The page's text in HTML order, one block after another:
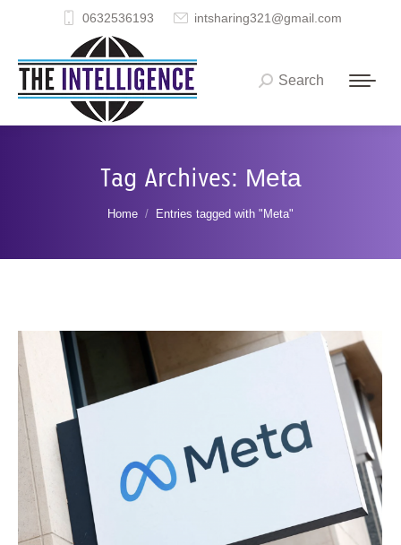
0632536193 intsharing321@gmail.com
Search:
Search
Tag Archives: Meta
You are here:
Home Entries tagged with "Meta"